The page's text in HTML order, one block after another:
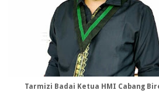
Tarmizi Badai Ketua HMI Cabang